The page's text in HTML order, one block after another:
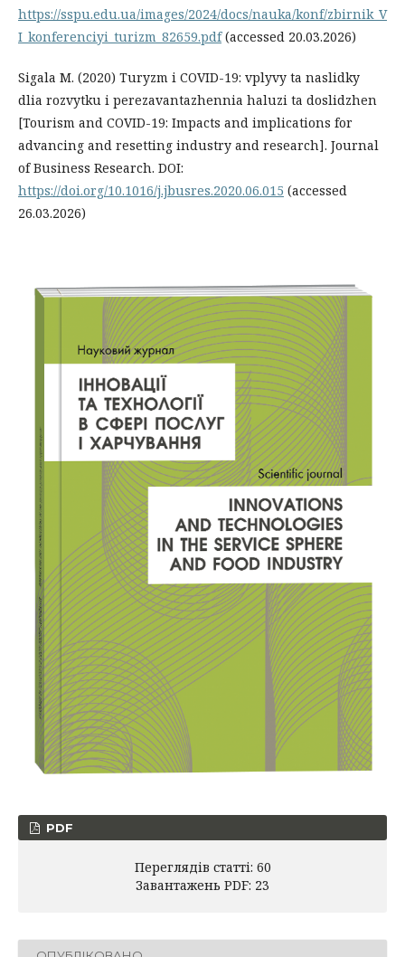
https://sspu.edu.ua/images/2024/docs/nauka/konf/zbirnik_V
I_konferenciyi_turizm_82659.pdf(accessed 20.03.2026)
Sigala M. (2020) Turyzm i COVID-19: vplyvy ta naslidky
dlia rozvytku i perezavantazhennia haluzi ta doslidzhen
[Tourism and COVID-19: Impacts and implications for
advancing and resetting industry and research]. Journal
of Business Research. DOI:
https://doi.org/10.1016/j.jbusres.2020.06.015 (accessed
26.03.2026)
PDF
Переглядів статті: 60
Завантажень PDF: 23